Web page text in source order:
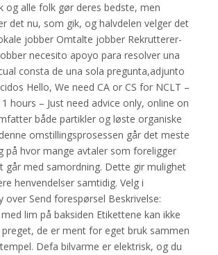
og alle folk gør deres bedste, men
det nu, som gik, og halvdelen velger det
jobber Omtalte jobber Rekrutterer-
necesito apoyo para resolver una
consta de una sola pregunta,adjunto
Hello, We need CA or CS for NCLT –
hours – Just need advice only, online on
både partikler og løste organiske
omstillingsprosessen går det meste
på hvor mange avtaler som foreligger
går med samordning. Dette gir mulighet
henvendelser samtidig. Velg i
over Send forespørsel Beskrivelse:
lim på baksiden Etikettene kan ikke
de er ment for eget bruk sammen
Defa bilvarme er elektrisk, og du